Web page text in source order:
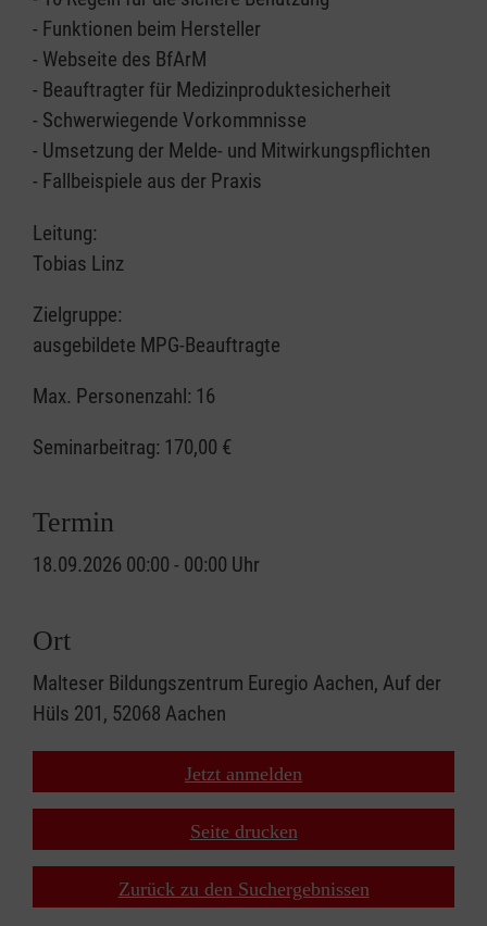
- Funktionen beim Hersteller
- Webseite des BfArM
- Beauftragter für Medizinproduktesicherheit
- Schwerwiegende Vorkommnisse
- Umsetzung der Melde- und Mitwirkungspflichten
- Fallbeispiele aus der Praxis
Leitung:
Tobias Linz
Zielgruppe:
ausgebildete MPG-Beauftragte
Max. Personenzahl: 16
Seminarbeitrag: 170,00 €
Termin
18.09.2026 00:00 - 00:00 Uhr
Ort
Malteser Bildungszentrum Euregio Aachen, Auf der
Hüls 201, 52068 Aachen
Jetzt anmelden
Seite drucken
Zurück zu den Suchergebnissen